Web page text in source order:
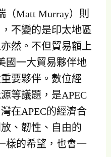
（Matt Murray）則
不變的是印太地區
然。不但貿易額上
國一大貿易夥伴地
要夥伴。數位經
等議題，是APEC
在APEC的經濟合
、韌性、自由的
樣的希望，也會一